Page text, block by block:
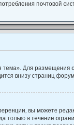
почтовой
Для размещения
внизу страниц
вы можете
только в течение